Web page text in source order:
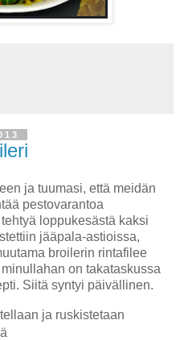
ja tuumasi, että meidän
pestovarantoa
loppukesästä kaksi
jääpala-astioissa,
broilerin rintafilee
on takataskussa
Siitä syntyi päivällinen.
ja ruskistetaan